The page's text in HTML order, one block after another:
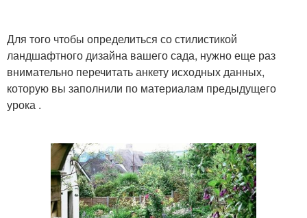
Для того чтобы определиться со стилистикой
ландшафтного дизайна вашего сада, нужно еще раз
внимательно перечитать анкету исходных данных,
которую вы заполнили по материалам предыдущего
урока .